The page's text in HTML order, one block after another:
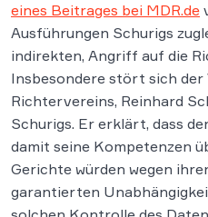
eines Beitrages bei MDR.de
Ausführungen Schurigs
indirekten, Angriff auf die
Insbesondere stört sich der
Richtervereins, Reinhard
Schurigs. Er erklärt, dass
damit seine Kompetenzen
Gerichte würden wegen
garantierten